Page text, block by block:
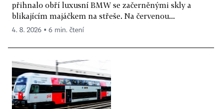
přihnalo obří luxusní BMW se začerněnými skly a
blikajícím majáčkem na střeše. Na červenou...
4. 8. 2026 ▪ 6 min. čtení